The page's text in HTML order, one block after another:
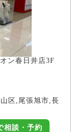
ン春日井店3F
区,尾張旭市,長
相談・予約